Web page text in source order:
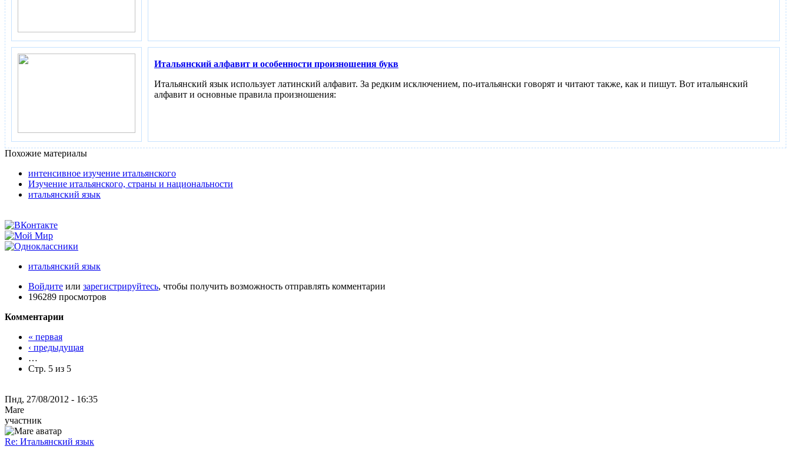
Итальянский алфавит и особенности произношения букв
Итальянский язык использует латинский алфавит. За редким исключением, по-итальянски говорят и читают также, как и пишут. Вот итальянский
алфавит и основные правила произношения:
Похожие материалы
интенсивноe изучениe итальянского
Изучение итальянского, страны и национальности
итальянский язык
итальянский язык
Войдите или зарегистрируйтесь, чтобы получить возможность отправлять комментарии
196289 просмотров
Комментарии
« первая
‹ предыдущая
…
Стр. 5 из 5
Пнд, 27/08/2012 - 16:35
Mare
участник
Re: Итальянский язык